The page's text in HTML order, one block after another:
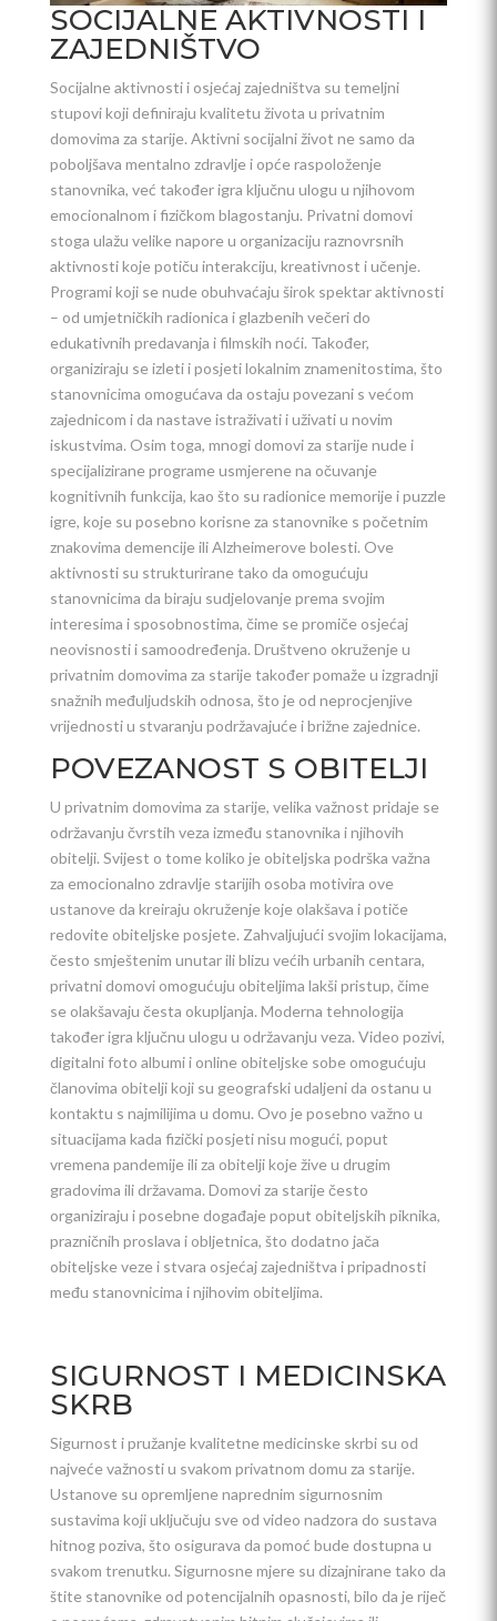
SOCIJALNE AKTIVNOSTI I
ZAJEDNIŠTVO
Socijalne aktivnosti i osjećaj zajedništva su temeljni
stupovi koji definiraju kvalitetu života u privatnim
domovima za starije. Aktivni socijalni život ne samo da
poboljšava mentalno zdravlje i opće raspoloženje
stanovnika, već također igra ključnu ulogu u njihovom
emocionalnom i fizičkom blagostanju. Privatni domovi
stoga ulažu velike napore u organizaciju raznovrsnih
aktivnosti koje potiču interakciju, kreativnost i učenje.
Programi koji se nude obuhvaćaju širok spektar aktivnosti
– od umjetničkih radionica i glazbenih večeri do
edukativnih predavanja i filmskih noći. Također,
organiziraju se izleti i posjeti lokalnim znamenitostima, što
stanovnicima omogućava da ostaju povezani s većom
zajednicom i da nastave istraživati i uživati u novim
iskustvima. Osim toga, mnogi domovi za starije nude i
specijalizirane programe usmjerene na očuvanje
kognitivnih funkcija, kao što su radionice memorije i puzzle
igre, koje su posebno korisne za stanovnike s početnim
znakovima demencije ili Alzheimerove bolesti. Ove
aktivnosti su strukturirane tako da omogućuju
stanovnicima da biraju sudjelovanje prema svojim
interesima i sposobnostima, čime se promiče osjećaj
neovisnosti i samoodređenja. Društveno okruženje u
privatnim domovima za starije također pomaže u izgradnji
snažnih međuljudskih odnosa, što je od neprocjenjive
vrijednosti u stvaranju podržavajuće i brižne zajednice.
POVEZANOST S OBITELJI
U privatnim domovima za starije, velika važnost pridaje se
održavanju čvrstih veza između stanovnika i njihovih
obitelji. Svijest o tome koliko je obiteljska podrška važna
za emocionalno zdravlje starijih osoba motivira ove
ustanove da kreiraju okruženje koje olakšava i potiče
redovite obiteljske posjete. Zahvaljujući svojim lokacijama,
često smještenim unutar ili blizu većih urbanih centara,
privatni domovi omogućuju obiteljima lakši pristup, čime
se olakšavaju česta okupljanja. Moderna tehnologija
također igra ključnu ulogu u održavanju veza. Video pozivi,
digitalni foto albumi i online obiteljske sobe omogućuju
članovima obitelji koji su geografski udaljeni da ostanu u
kontaktu s najmilijima u domu. Ovo je posebno važno u
situacijama kada fizički posjeti nisu mogući, poput
vremena pandemije ili za obitelji koje žive u drugim
gradovima ili državama. Domovi za starije često
organiziraju i posebne događaje poput obiteljskih piknika,
prazničnih proslava i obljetnica, što dodatno jača
obiteljske veze i stvara osjećaj zajedništva i pripadnosti
među stanovnicima i njihovim obiteljima.
SIGURNOST I MEDICINSKA
SKRB
Sigurnost i pružanje kvalitetne medicinske skrbi su od
najveće važnosti u svakom privatnom domu za starije.
Ustanove su opremljene naprednim sigurnosnim
sustavima koji uključuju sve od video nadzora do sustava
hitnog poziva, što osigurava da pomoć bude dostupna u
svakom trenutku. Sigurnosne mjere su dizajnirane tako da
štite stanovnike od potencijalnih opasnosti, bilo da je riječ